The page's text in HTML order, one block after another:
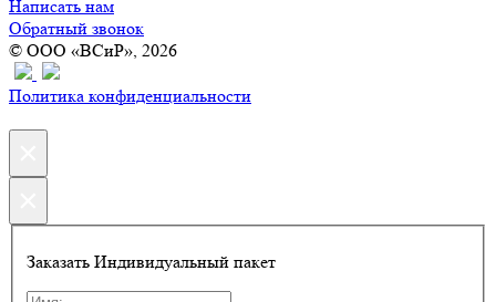
Написать нам
Обратный звонок
© ООО «ВСиР», 2026
Политика конфиденциальности
Заказать Индивидуальный пакет